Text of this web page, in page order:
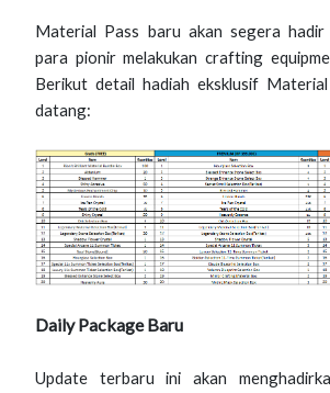
Material Pass baru akan segera hadir
para pionir melakukan crafting
Berikut detail hadiah eksklusif
datang:
Daily Package Baru
Update terbaru ini akan